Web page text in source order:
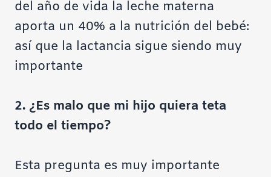
del año de vida la leche materna
aporta un 40% a la nutrición del bebé:
así que la lactancia sigue siendo muy
importante
2. ¿Es malo que mi hijo quiera teta
todo el tiempo?
Esta pregunta es muy importante